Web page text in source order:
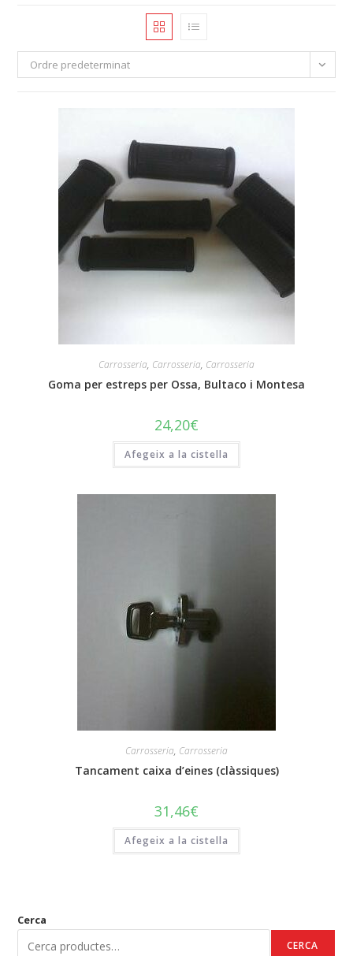
Ordre predeterminat
Carrosseria, Carrosseria, Carrosseria
Goma per estreps per Ossa, Bultaco i Montesa
24,20€
Afegeix a la cistella
Carrosseria, Carrosseria
Tancament caixa d’eines (clàssiques)
31,46€
Afegeix a la cistella
Cerca
CERCA